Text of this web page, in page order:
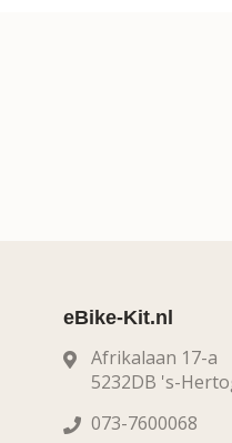
eBike-Kit.nl
Afrikalaan 17-a
5232DB 's-
073-7600068